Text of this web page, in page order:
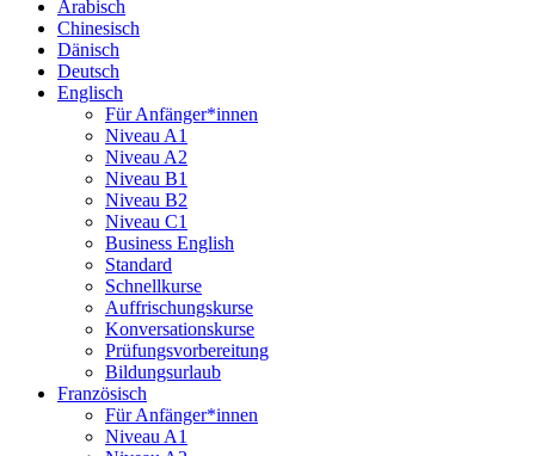
Arabisch
Chinesisch
Dänisch
Deutsch
Englisch
Für Anfänger*innen
Niveau A1
Niveau A2
Niveau B1
Niveau B2
Niveau C1
Business English
Standard
Schnellkurse
Auffrischungskurse
Konversationskurse
Prüfungsvorbereitung
Bildungsurlaub
Französisch
Für Anfänger*innen
Niveau A1